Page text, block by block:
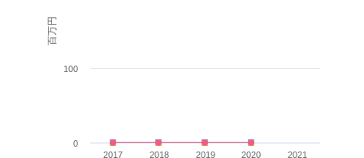
百万円
2017 2018 2019 2020 2021
0
100